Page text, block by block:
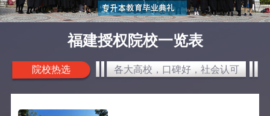
福建授权院校一览表
院校热选 各大高校，口碑好，社会认可